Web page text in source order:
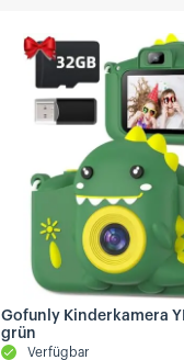
Gofunly Kinderkamera
grün
Verfügbar